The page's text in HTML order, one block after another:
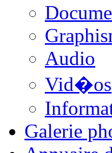
Audio
Vid�os
Galerie